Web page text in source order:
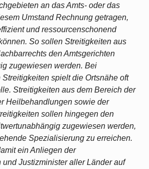
an das Amts- oder das
Umstand Rechnung getragen,
und ressourcenschonend
So sollen Streitigkeiten aus
den Amtsgerichten
zugewiesen werden. Bei
spielt die Ortsnähe oft
Streitigkeiten aus dem Bereich der
Heilbehandlungen sowie der
sollen hingegen den
zugewiesen werden,
Spezialisierung zu erreichen.
ein Anliegen der
Justizminister aller Länder auf